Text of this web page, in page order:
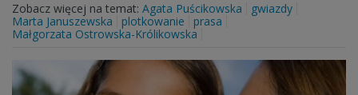
Zobacz więcej na temat: Agata Puścikowska
gwiazdy
Marta Januszewska
plotkowanie
prasa
Małgorzata Ostrowska-Królikowska